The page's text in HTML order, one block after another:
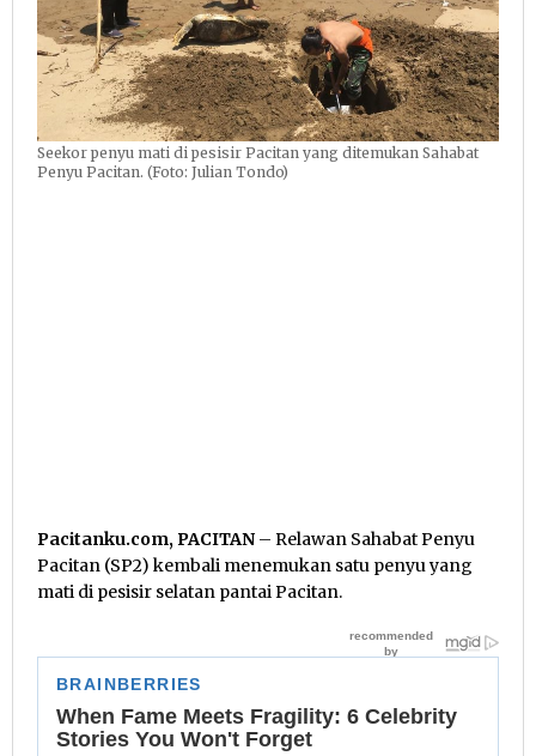
Seekor penyu mati di pesisir Pacitan yang ditemukan Sahabat
Penyu Pacitan. (Foto: Julian Tondo)
Pacitanku.com, PACITAN – Relawan Sahabat Penyu
Pacitan (SP2) kembali menemukan satu penyu yang
mati di pesisir selatan pantai Pacitan.